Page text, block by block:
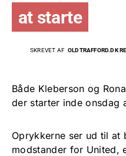
at starte
SKREVET AF OLDTRAFFORD.DK
Både Kleberson og
der starter inde onsdag
Oprykkerne ser ud til at
modstander for United,